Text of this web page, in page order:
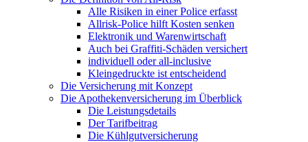
Alle Risiken in einer Police erfasst
Allrisk-Police hilft Kosten senken
Elektronik und Warenwirtschaft
Auch bei Graffiti-Schäden versichert
individuell oder all-inclusive
Kleingedruckte ist entscheidend
Die Versicherung mit Konzept
Die Apothekenversicherung im Überblick
Die Leistungsdetails
Der Tarifbeitrag
Die Kühlgutversicherung